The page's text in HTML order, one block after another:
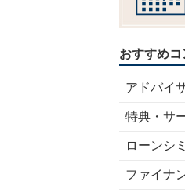
おすすめコ
アドバイ
特典・サ
ローンシ
ファイナ